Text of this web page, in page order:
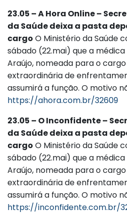
23.05 – A Hora Online –
da Saúde deixa a pasta
cargo O Ministério da Saúde
sábado (22.mai) que a
Araújo, nomeada para o
extraordinária de
assumirá a função. O motivo
https://ahora.com.br/32609
23.05 – O Inconfidente –
da Saúde deixa a pasta
cargo O Ministério da Saúde
sábado (22.mai) que a
Araújo, nomeada para o
extraordinária de
assumirá a função. O motivo
https://inconfidente.com.br/